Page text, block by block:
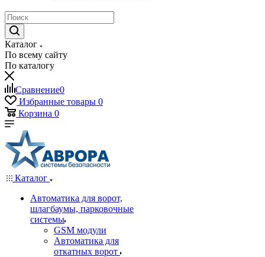
Каталог
По всему сайту
По каталогу
Сравнение0
Избранные товары 0
Корзина 0
Каталог
Автоматика для ворот,
шлагбаумы, парковочные
системы
GSM модули
Автоматика для
откатных ворот